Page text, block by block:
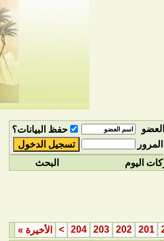
حفظ البيانات؟
اليوم البحث
201
202
203
204
> الأخيرة »